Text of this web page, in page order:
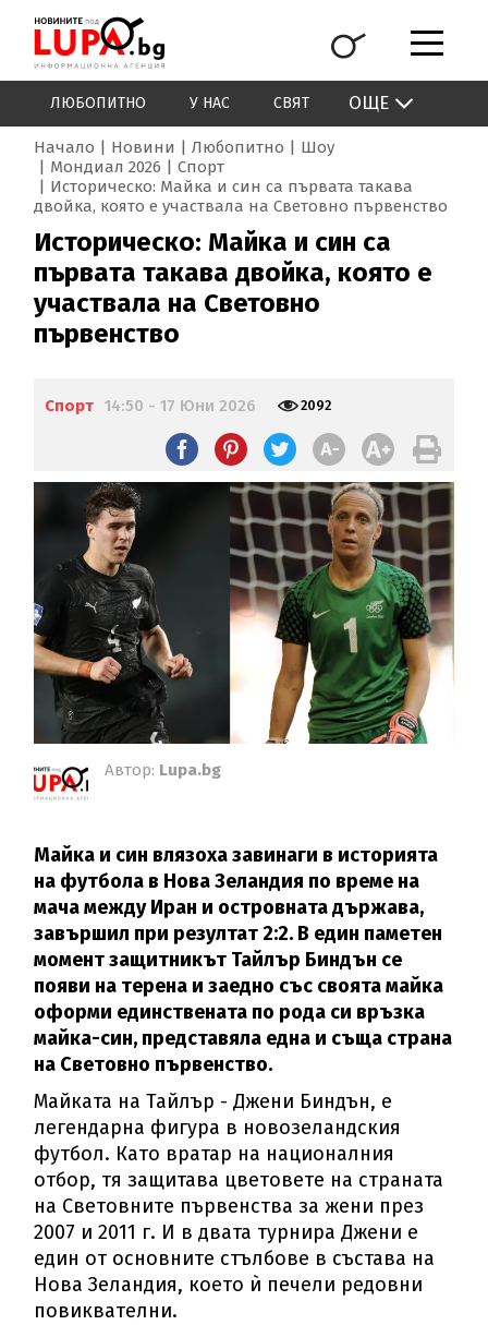
ЛЮБОПИТНО У НАС СВЯТ ОЩЕ
Начало Новини Любопитно
Шоу
Мондиал 2026
Спорт
Историческо: Майка и син са първата такава
двойка, която е участвала на Световно първенство
Историческо: Майка и син са
първата такава двойка, която е
участвала на Световно
първенство
Спорт 14:50 - 17 Юни 2026 2092
Автор: Lupa.bg
Майка и син влязоха завинаги в историята
на футбола в Нова Зеландия по време на
мача между Иран и островната държава,
завършил при резултат 2:2. В един паметен
момент защитникът Тайлър Биндън се
появи на терена и заедно със своята майка
оформи единствената по рода си връзка
майка-син, представяла една и съща страна
на Световно първенство.
Майката на Тайлър - Джени Биндън, е
легендарна фигура в новозеландския
футбол. Като вратар на националния
отбор, тя защитава цветовете на страната
на Световните първенства за жени през
2007 и 2011 г. И в двата турнира Джени е
един от основните стълбове в състава на
Нова Зеландия, което ѝ печели редовни
повиквателни.